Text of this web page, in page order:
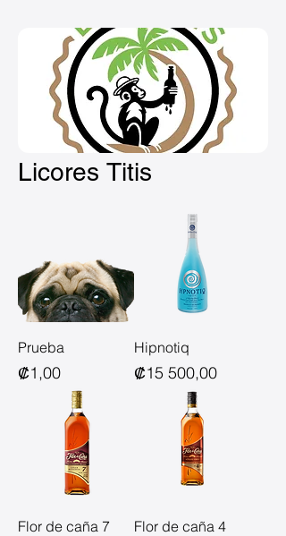
Licores Titis
Prueba
Precio
₡1,00
Hipnotiq
Precio
₡15 500,00
Flor de caña 7
Flor de caña 4